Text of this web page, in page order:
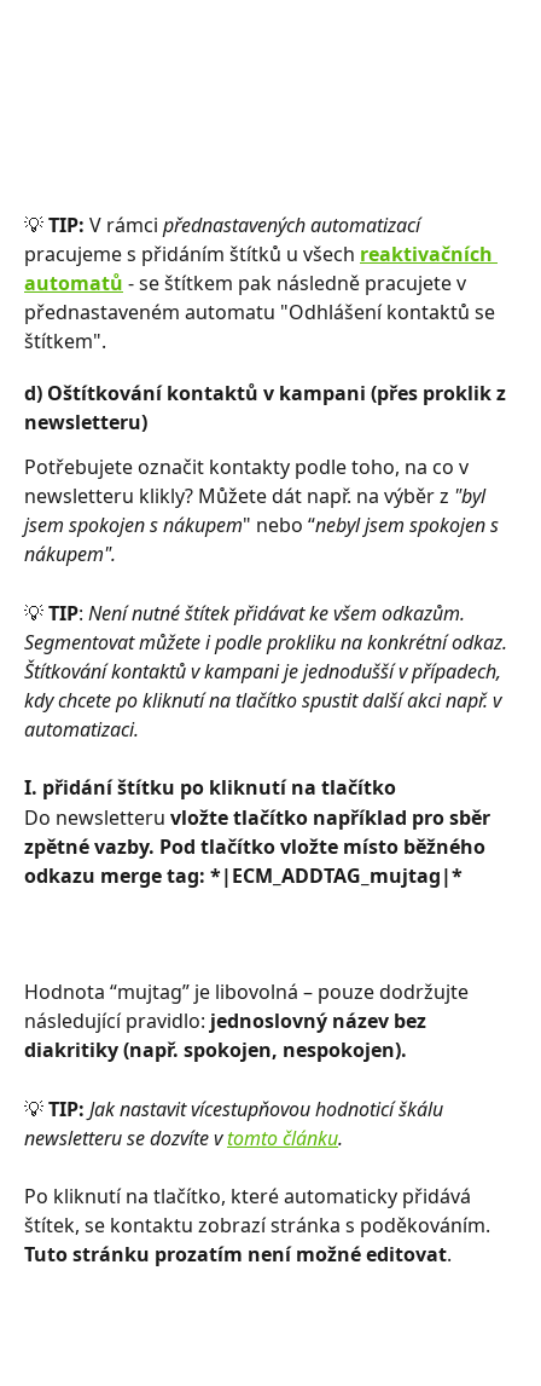
💡 TIP: V rámci přednastavených automatizací
pracujeme s přidáním štítků u všech reaktivačních
automatů - se štítkem pak následně pracujete v
přednastaveném automatu "Odhlášení kontaktů se
štítkem".
d) Oštítkování kontaktů v kampani (přes proklik z
newsletteru)
Potřebujete označit kontakty podle toho, na co v
newsletteru klikly? Můžete dát např. na výběr z "byl
jsem spokojen s nákupem" nebo “nebyl jsem spokojen s
nákupem".
💡 TIP: Není nutné štítek přidávat ke všem odkazům.
Segmentovat můžete i podle prokliku na konkrétní odkaz.
Štítkování kontaktů v kampani je jednodušší v případech,
kdy chcete po kliknutí na tlačítko spustit další akci např. v
automatizaci.
I. přidání štítku po kliknutí na tlačítko
Do newsletteru vložte tlačítko například pro sběr
zpětné vazby. Pod tlačítko vložte místo běžného
odkazu merge tag: *|ECM_ADDTAG_mujtag|*
Hodnota “mujtag” je libovolná –⁠⁠⁠⁠⁠⁠ pouze dodržujte
následující pravidlo: jednoslovný název bez
diakritiky (např. spokojen, nespokojen).
💡 TIP: Jak nastavit vícestupňovou hodnoticí škálu
newsletteru se dozvíte v tomto článku.
Po kliknutí na tlačítko, které automaticky přidává
štítek, se kontaktu zobrazí stránka s poděkováním.
Tuto stránku prozatím není možné editovat.